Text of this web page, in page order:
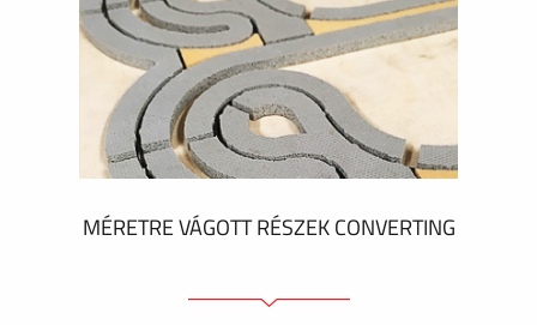
MÉRETRE VÁGOTT RÉSZEK CONVERTING